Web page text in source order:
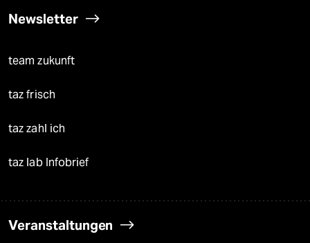
Newsletter
team zukunft
taz frisch
taz zahl ich
taz lab Infobrief
Veranstaltungen